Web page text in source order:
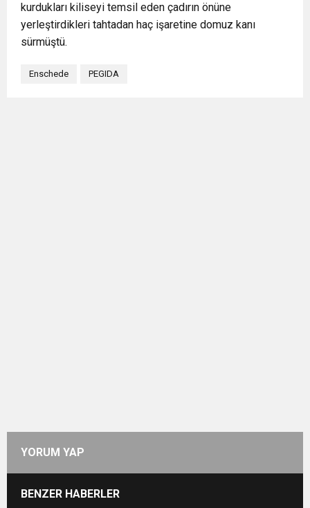
kurdukları kiliseyi temsil eden çadırın önüne
yerleştirdikleri tahtadan haç işaretine domuz kanı
sürmüştü.
Enschede PEGIDA
YORUM YAP
BENZER HABERLER